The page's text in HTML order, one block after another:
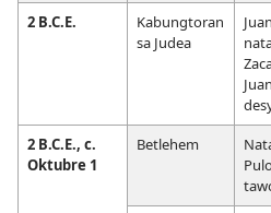
2 B.C.E.
Kabungtoran
sa Judea
2 B.C.E., c.
Oktubre 1
Betlehem